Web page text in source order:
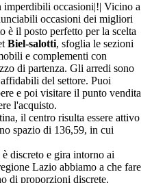
imperdibili occasioni|!| Vicino a
occasioni dei migliori
è il posto perfetto per la scelta
Biel-salotti, sfoglia le sezioni
e complementi con
di partenza. Gli arredi sono
del settore. Puoi
e poi visitare il punto vendita
l'acquisto.
il centro risulta essere attivo
spazio di 136,59, in cui
discreto e gira intorno ai
Lazio abbiamo a che fare
di proporzioni discrete.